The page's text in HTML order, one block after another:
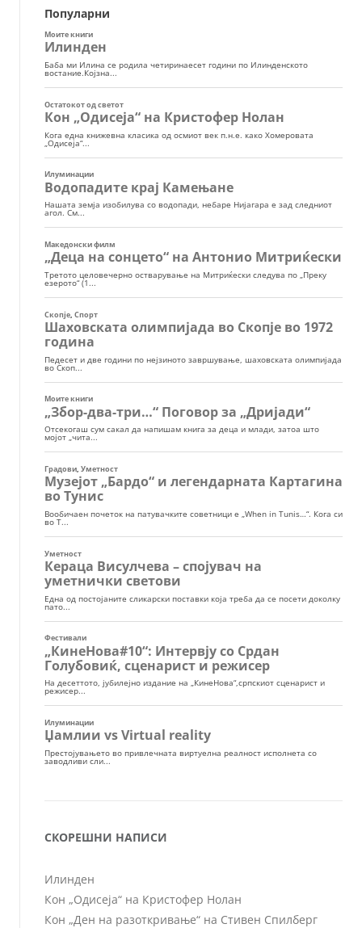
Популарни
СКОРЕШНИ НАПИСИ
Илинден
Кон „Одисеја“ на Кристофер Нолан
Кон „Ден на разоткривање“ на Стивен Спилберг